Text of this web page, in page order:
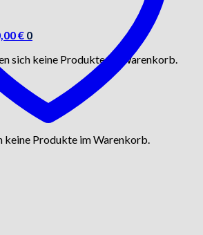
€ 0
sich keine Produkte im Warenkorb.
keine Produkte im Warenkorb.